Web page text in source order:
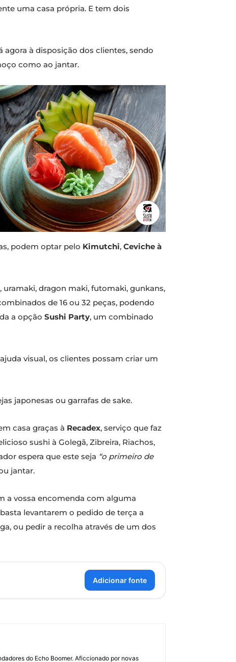
uma casa própria. E tem dois
agora à disposição dos clientes, sendo
como ao jantar.
podem optar pelo Kimutchi, Ceviche à
dragon maki, futomaki, gunkans,
de 16 ou 32 peças, podendo
a opção Sushi Party, um combinado
visual, os clientes possam criar um
japonesas ou garrafas de sake.
casa graças à Recadex, serviço que faz
sushi à Golegã, Zibreira, Riachos,
espera que este seja “o primeiro de
jantar.
a vossa encomenda com alguma
levantarem o pedido de terça a
ou pedir a recolha através de um dos
Adicionar fonte
do Echo Boomer. Aficcionado por novas